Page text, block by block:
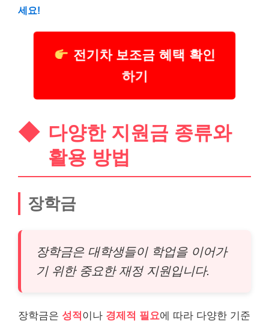
세요!
전기차 보조금 혜택 확인
하기
다양한 지원금 종류와
활용 방법
장학금
장학금은 대학생들이 학업을 이어가
기 위한 중요한 재정 지원입니다.
장학금은 성적 이나 경제적 필요에 따라 다양한 기준